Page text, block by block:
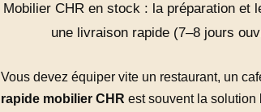
Mobilier CHR en stock : la préparation et
une livraison rapide (7–8 jours
Vous devez équiper vite un restaurant, un
rapide mobilier CHR est souvent la solution